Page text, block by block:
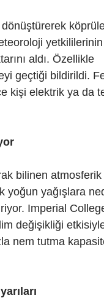
dönüştürerek
yetkililerinin
aldı. Özellikle
geçtiği bildirildi.
kişi elektrik ya da
bilinen
yoğun yağışlara
Imperial
değişikliği
nem tutma